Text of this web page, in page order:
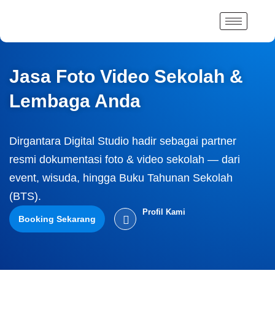
Jasa Foto Video Sekolah &
Lembaga Anda
Dirgantara Digital Studio hadir sebagai partner
resmi dokumentasi foto & video sekolah — dari
event, wisuda, hingga Buku Tahunan Sekolah
(BTS).
Booking Sekarang
Profil Kami